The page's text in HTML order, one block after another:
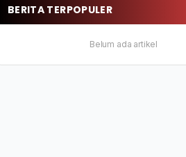
BERITA TERPOPULER
Belum ada artikel